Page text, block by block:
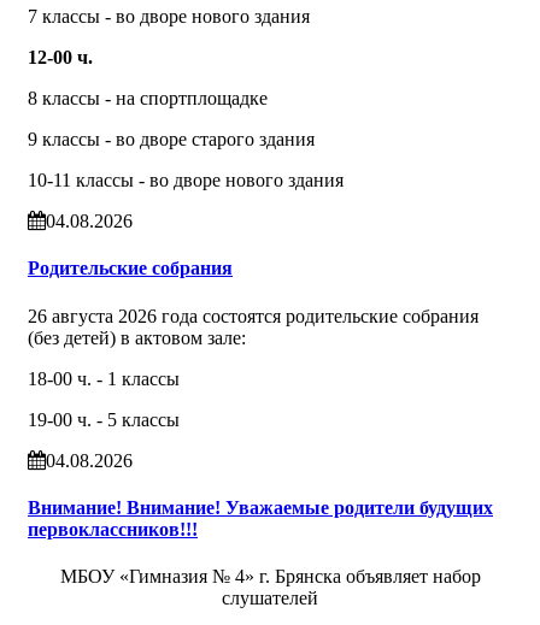
7 классы - во дворе нового здания
12-00 ч.
8 классы - на спортплощадке
9 классы - во дворе старого здания
10-11 классы - во дворе нового здания
04.08.2026
Родительские собрания
26 августа 2026 года состоятся родительские собрания
(без детей) в актовом зале:
18-00 ч. - 1 классы
19-00 ч. - 5 классы
04.08.2026
Внимание! Внимание! Уважаемые родители будущих
первоклассников!!!
МБОУ «Гимназия № 4» г. Брянска объявляет набор
слушателей